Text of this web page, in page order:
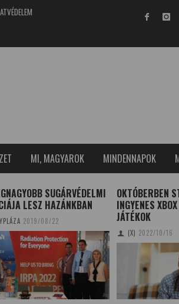
MI, MAGYAROK MINDENNAPOK
SUGÁRVÉDELMI
LESZ HAZÁNKBAN
2019/08/22
OKTÓBERBEN
INGYENES
JÁTÉKOK
(X) 2022/10/16